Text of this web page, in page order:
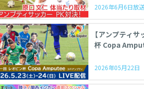
2026年6月6日放
【アンプティサ
杯 Copa
2026年05月22日